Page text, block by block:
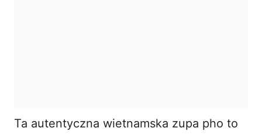
Ta autentyczna wietnamska zupa pho to